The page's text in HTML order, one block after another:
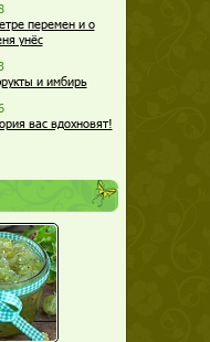
перемен и о
унёс
и имбирь
вас вдохновят!